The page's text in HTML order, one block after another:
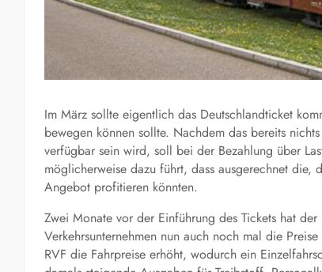
Im März sollte eigentlich das Deutschlandticket
bewegen können sollte. Nachdem das bereits
verfügbar sein wird, soll bei der Bezahlung über
möglicherweise dazu führt, dass ausgerechnet die,
Angebot profitieren könnten.
Zwei Monate vor der Einführung des Tickets hat
Verkehrsunternehmen nun auch noch mal die
RVF die Fahrpreise erhöht, wodurch ein